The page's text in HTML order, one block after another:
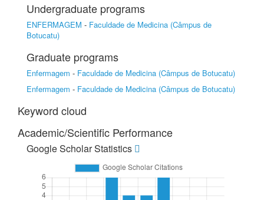
Undergraduate programs
ENFERMAGEM - Faculdade de Medicina (Câmpus de
Botucatu)
Graduate programs
Enfermagem - Faculdade de Medicina (Câmpus de Botucatu)
Enfermagem - Faculdade de Medicina (Câmpus de Botucatu)
Keyword cloud
Academic/Scientific Performance
Google Scholar Statistics